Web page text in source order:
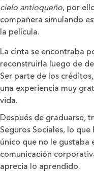
cielo antioqueño, por
compañera simulando
la película.
La cinta se encontraba
reconstruirla luego de
Ser parte de los
una experiencia muy
vida.
Después de graduarse,
Seguros Sociales, lo
único que no le gustaba
comunicación
aprecia lo aprendido.